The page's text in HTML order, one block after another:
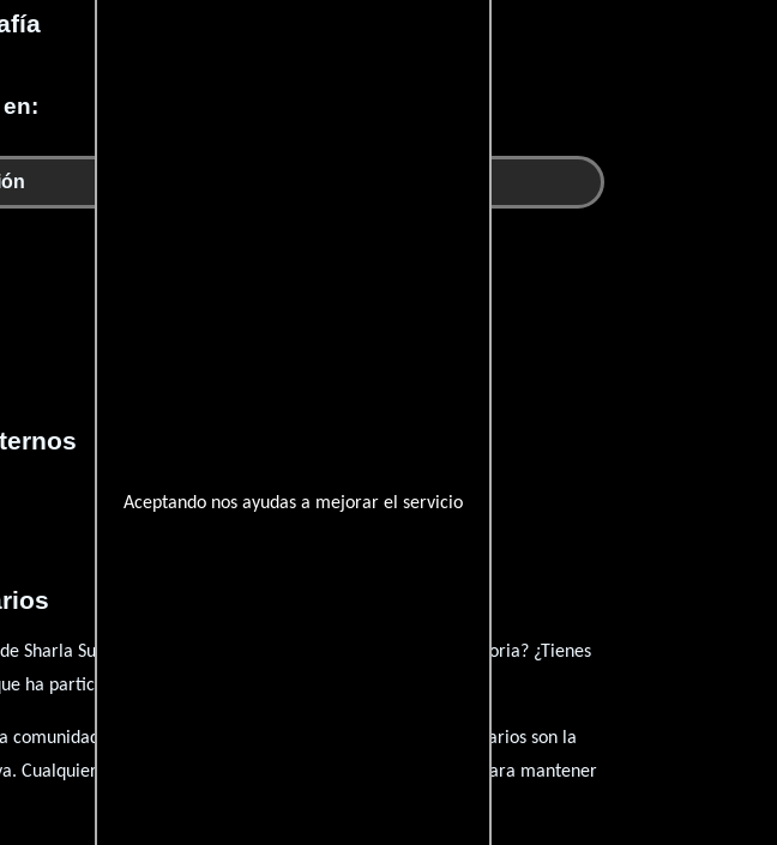
Aceptando nos ayudas a mejorar el servicio
Sharla Sumpter Bridgett. ¿Qué te ha inspirado de su trayectoria? ¿Tienes
ha participado?
comunidad de admiradores y amantes del cine, y tus comentarios son la
Cualquier forma de contenido inapropiado será eliminado para mantener